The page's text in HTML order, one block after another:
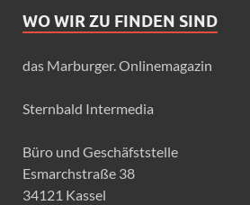
WO WIR ZU FINDEN SIND
das Marburger. Onlinemagazin
Sternbald Intermedia
Büro und Geschäfststelle
Esmarchstraße 38
34121 Kassel